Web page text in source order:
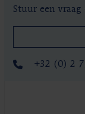
Stuur een
+32 (0) 2